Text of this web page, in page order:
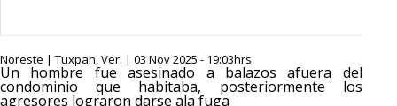
Noreste | Tuxpan, Ver. | 03 Nov 2025 - 19:03hrs
Un hombre fue asesinado a balazos afuera del
condominio que habitaba, posteriormente los
agresores lograron darse ala fuga